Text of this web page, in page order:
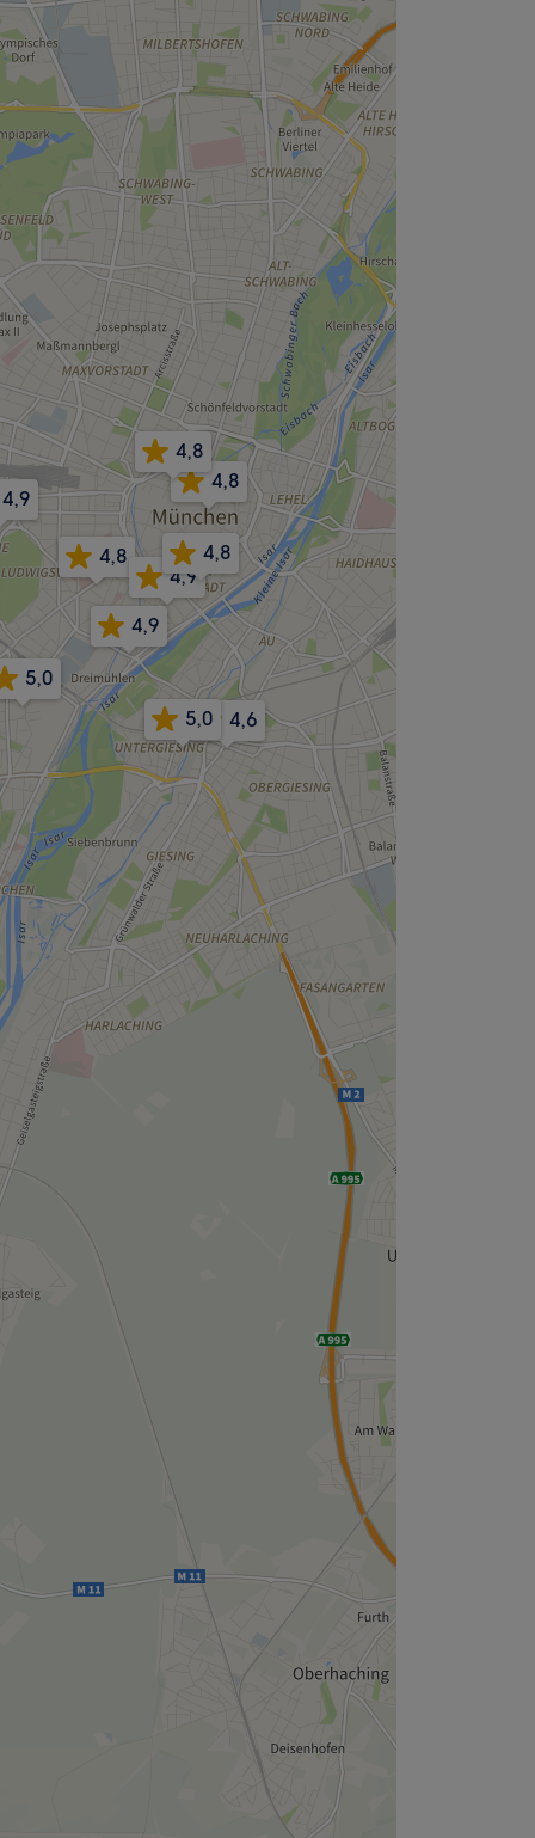
4,8
4,9
4,6
5,0
4,8
4,9
4,9
4,8
5,0
4,8